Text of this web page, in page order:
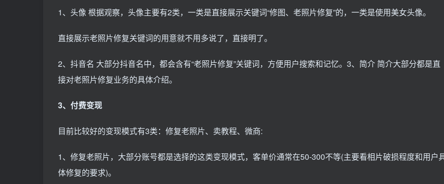
1、头像 根据观察，头像主要有2类，一类是直接展示关键词“修图、老照片修复”的，一类是使用美女头像。
直接展示老照片修复关键词的用意就不用多说了，直接明了。
2、抖音名 大部分抖音名中，都会含有“老照片修复”关键词，方便用户搜索和记忆。3、简介 简介大部分都是直
接对老照片修复业务的具体介绍。
3、付费变现
目前比较好的变现模式有3类：修复老照片、卖教程、微商:
1、修复老照片，大部分账号都是选择的这类变现模式，客单价通常在50-300不等(主要看相片破损程度和用户
体修复的要求)。